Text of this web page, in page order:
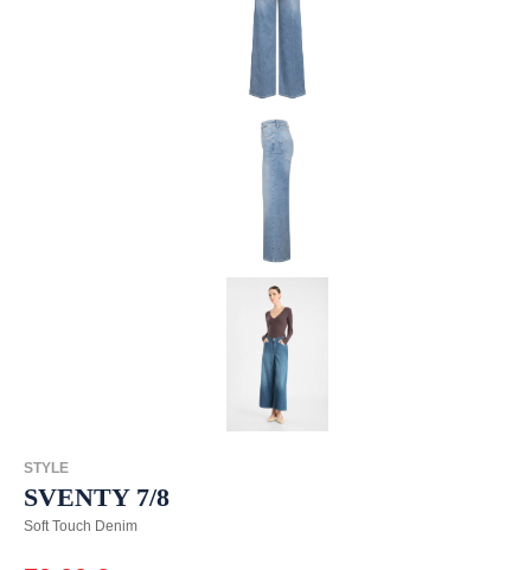
STYLE
SVENTY 7/8
Soft Touch Denim